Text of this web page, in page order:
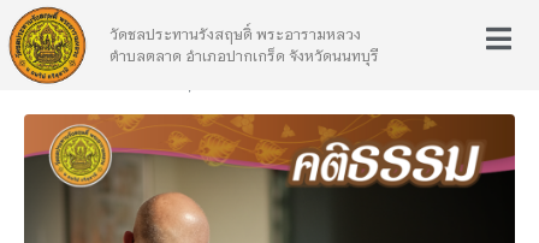
วัดชลประทานรังสฤษดิ์ พระอารามหลวง
ตำบลตลาด อำเภอปากเกร็ด จังหวัดนนทบุรี
Posted on